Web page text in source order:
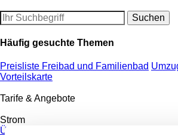
Häufig gesuchte Themen
Preisliste Freibad und Familienbad
Vorteilskarte
Tarife & Angebote
Strom
Übersicht Strom